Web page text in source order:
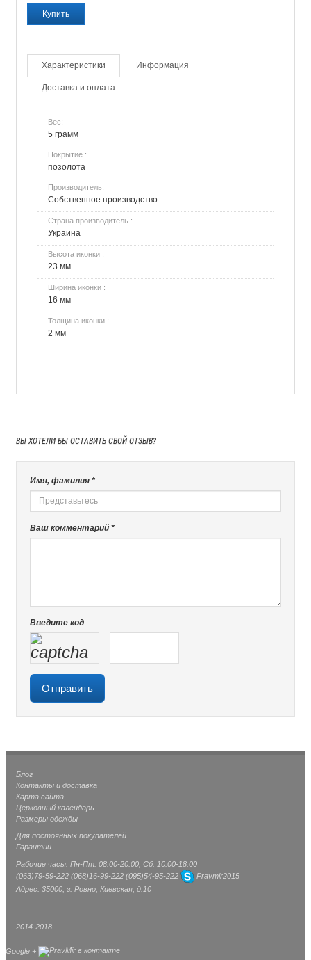
Характеристики Информация
Доставка и оплата
Вес:
5 грамм
Покрытие :
позолота
Производитель:
Собственное производство
Страна производитель :
Украина
Высота иконки :
23 мм
Ширина иконки :
16 мм
Толщина иконки :
2 мм
ВЫ ХОТЕЛИ БЫ ОСТАВИТЬ СВОЙ ОТЗЫВ?
Имя, фамилия *
Ваш комментарий *
Введите код
Блог
Контакты и доставка
Карта сайта
Церковный календарь
Размеры одежды
Для постоянных покупателей
Гарантии
Рабочие часы: Пн-Пт: 08:00-20:00, Сб: 10:00-18:00
(063)79-59-222 (068) 16-99-222 (095)54-95-222
Pravmir2015
Адрес: 35000, г. Ровно, Киевская, д.10
2014-2018.
Google +